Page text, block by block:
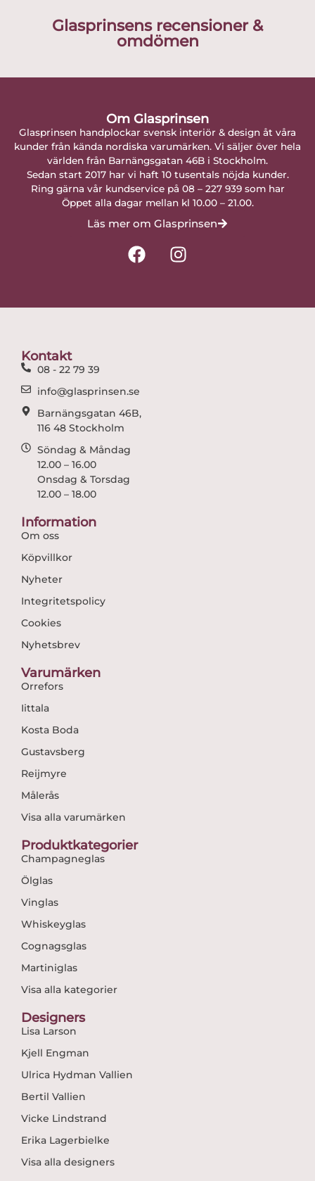
Glasprinsens recensioner &
omdömen
Om Glasprinsen
Glasprinsen handplockar svensk interiör & design åt våra
kunder från kända nordiska varumärken. Vi säljer över hela
världen från Barnängsgatan 46B i Stockholm.
Sedan start 2017 har vi haft 10 tusentals nöjda kunder.
Ring gärna vår kundservice på 08 – 227 939 som har
Öppet alla dagar mellan kl 10.00 – 21.00.
Läs mer om Glasprinsen
F
a
I
n
Kontakt
08 - 22 79 39
info@glasprinsen.se
Barnängsgatan 46B,
116 48 Stockholm
Söndag & Måndag
12.00 – 16.00
Onsdag & Torsdag
12.00 – 18.00
Information
Om oss
Köpvillkor
Nyheter
Integritetspolicy
Cookies
Nyhetsbrev
Varumärken
Orrefors
Iittala
Kosta Boda
Gustavsberg
Reijmyre
Målerås
Visa alla varumärken
Produktkategorier
Champagneglas
Ölglas
Vinglas
Whiskeyglas
Cognagsglas
Martiniglas
Visa alla kategorier
Designers
Lisa Larson
Kjell Engman
Ulrica Hydman Vallien
Bertil Vallien
Vicke Lindstrand
Erika Lagerbielke
Visa alla designers